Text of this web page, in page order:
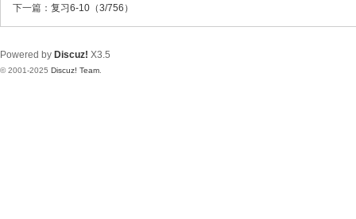
下一篇： 复习6-10（3/756）
Powered by Discuz! X3.5
© 2001-2025 Discuz! Team